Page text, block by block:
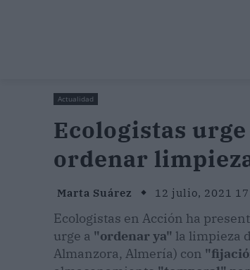
Actualidad
Ecologistas
ordenar
Marta Suárez 12 julio, 2021
Ecologistas en Acción ha
urge a "ordenar ya" la limpieza
Almanzora, Almería) con